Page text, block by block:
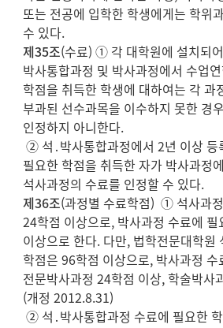
또는 전공에 입학한 학생에게는 학위
수 있다.
제35조(수료) ① 각 대학원에 설치되
박사통합과정 및 박사과정에서 수업
학점을 취득한 학생에 대하여는 각 과
부과된 선수과목을 이수하지 못한 경
인정하지 아니한다.
② 석․박사통합과정에서 2년 이상 등
필요한 학점을 취득한 자가 박사과정
석사과정의 수료를 인정할 수 있다.
제36조(과정별 수료학점) ① 석사과
24학점 이상으로, 박사과정 수료에
이상으로 한다. 다만, 법학전문대학원
학점은 96학점 이상으로, 박사과정
전문박사과정 24학점 이상, 학술박사
(개정 2012.8.31)
② 석․박사통합과정 수료에 필요한